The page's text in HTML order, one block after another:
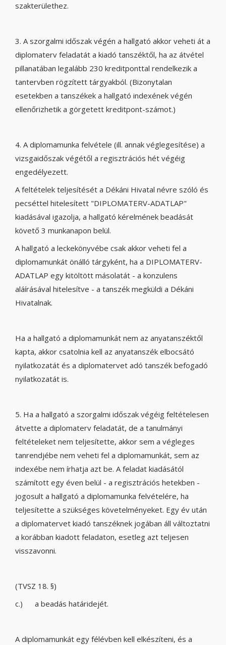
szakterülethez.
3. A szorgalmi időszak végén a hallgató akkor veheti át a
diplomaterv feladatát a kiadó tanszéktől, ha az átvétel
pillanatában legalább 230 kreditponttal rendelkezik a
tantervben rögzített tárgyakból. (Bizonytalan
esetekben a tanszékek a hallgató indexének végén
ellenőrizhetik a görgetett kreditpont-számot.)
4. A diplomamunka felvétele (ill. annak véglegesítése) a
vizsgaidőszak végétől a regisztrációs hét végéig
engedélyezett.
A feltételek teljesítését a Dékáni Hivatal névre szóló és
pecséttel hitelesített "DIPLOMATERV-ADATLAP"
kiadásával igazolja, a hallgató kérelmének beadását
követő 3 munkanapon belül.
A hallgató a leckekönyvébe csak akkor veheti fel a
diplomamunkát önálló tárgyként, ha a DIPLOMATERV-
ADATLAP egy kitöltött másolatát - a konzulens
aláírásával hitelesítve - a tanszék megküldi a Dékáni
Hivatalnak.
Ha a hallgató a diplomamunkát nem az anyatanszéktől
kapta, akkor csatolnia kell az anyatanszék elbocsátó
nyilatkozatát és a diplomatervet adó tanszék befogadó
nyilatkozatát is.
5. Ha a hallgató a szorgalmi időszak végéig feltételesen
átvette a diplomaterv feladatát, de a tanulmányi
feltételeket nem teljesítette, akkor sem a végleges
tanrendjébe nem veheti fel a diplomamunkát, sem az
indexébe nem írhatja azt be. A feladat kiadásától
számított egy éven belül - a regisztrációs hetekben -
jogosult a hallgató a diplomamunka felvételére, ha
teljesítette a szükséges követelményeket. Egy év után
a diplomatervet kiadó tanszéknek jogában áll változtatni
a korábban kiadott feladaton, esetleg azt teljesen
visszavonni.
(TVSZ 18. §)
c.) a beadás határidejét.
A diplomamunkát egy félévben kell elkészíteni, és a